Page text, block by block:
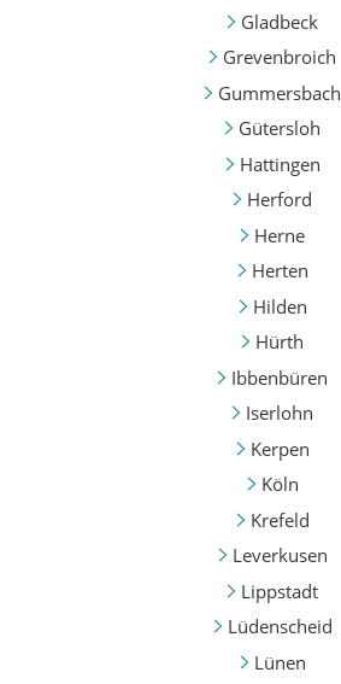
Gladbeck
Grevenbroich
Gummersbach
Gütersloh
Hattingen
Herford
Herne
Herten
Hilden
Hürth
Ibbenbüren
Iserlohn
Kerpen
Köln
Krefeld
Leverkusen
Lippstadt
Lüdenscheid
Lünen